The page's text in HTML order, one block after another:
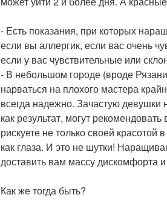
- Есть показания, при которых
если вы аллергик, если вас очень
если у вас чувствительные или
- В небольшом городе (вроде
нарваться на плохого мастера
всегда надежно. Зачастую
как результат, могут
рискуете не только своей
как глаза. И это не шутки!
доставить вам массу дискомфорта
Как же тогда быть?